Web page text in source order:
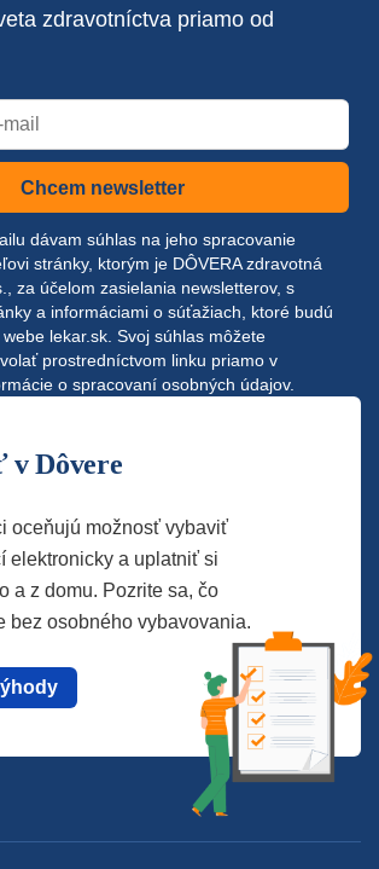
zdravotníctva priamo od
Chcem newsletter
dávam súhlas na jeho spracovanie
stránky, ktorým je DÔVERA zdravotná
za účelom zasielania newsletterov, s
a informáciami o súťažiach, ktoré budú
lekar.sk. Svoj súhlas môžete
prostredníctvom linku priamo v
o spracovaní osobných údajov.
v Dôvere
oceňujú možnosť vybaviť
elektronicky a uplatniť si
a z domu. Pozrite sa, čo
bez osobného vybavovania.